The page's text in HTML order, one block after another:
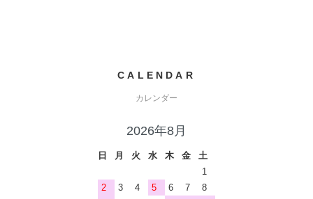
CALENDAR
カレンダー
2026年8月
日 月 火 水 木 金
土
1
2
3 4 5 6 7
8